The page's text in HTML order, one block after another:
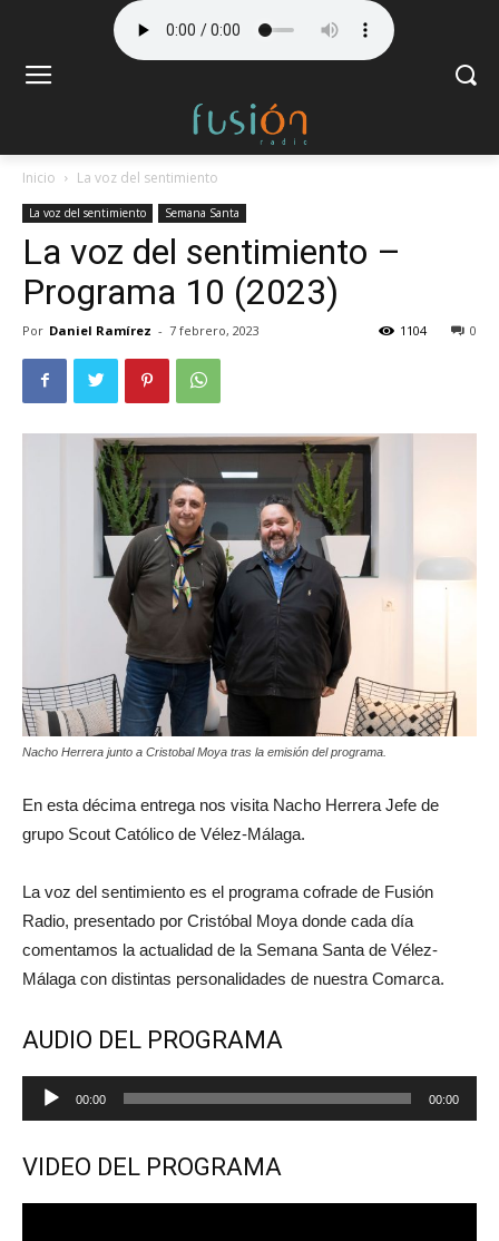
Inicio La voz del sentimiento
La voz del sentimiento Semana Santa
La voz del sentimiento –
Programa 10 (2023)
Por Daniel Ramírez - 7 febrero, 2023 0
1104
Nacho Herrera junto a Cristobal Moya tras la emisión del programa.
En esta décima entrega nos visita Nacho Herrera Jefe de
grupo Scout Católico de Vélez-Málaga.
La voz del sentimiento es el programa cofrade de Fusión
Radio, presentado por Cristóbal Moya donde cada día
comentamos la actualidad de la Semana Santa de Vélez-
Málaga con distintas personalidades de nuestra Comarca.
AUDIO DEL PROGRAMA
Reproductor
de
00:00 00:00
VIDEO DEL PROGRAMA